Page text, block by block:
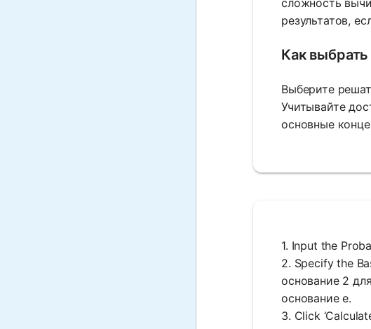
результатов,
Как
Выберите
Учитывайте
основные
1. Input the
2. Specify the
основание 2
основание e.
3. Click